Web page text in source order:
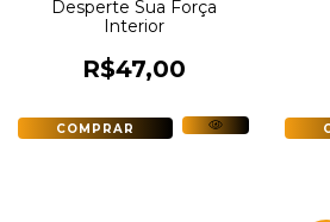
Desperte Sua Força
Interior
R$47,00